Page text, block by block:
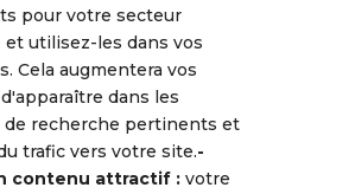
pour votre secteur
utilisez-les dans vos
Cela augmentera vos
dans les
de recherche pertinents et
trafic vers votre site.-
contenu attractif : votre